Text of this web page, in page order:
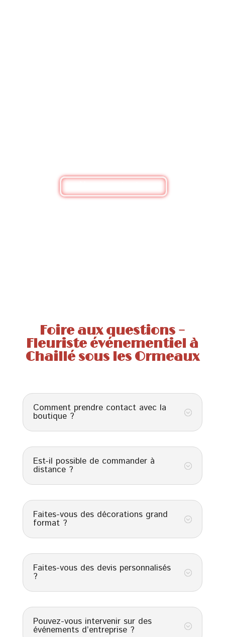
Foire aux questions –
Fleuriste événementiel à
Chaillé sous les Ormeaux
;
Comment prendre contact avec la
boutique ?
;
Est-il possible de commander à
distance ?
;
Faites-vous des décorations grand
format ?
;
Faites-vous des devis personnalisés
?
;
Pouvez-vous intervenir sur des
événements d’entreprise ?